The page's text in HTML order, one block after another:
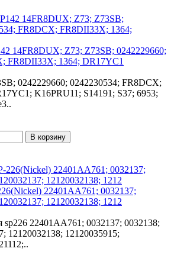
14FR8DUX; Z73; Z73SB; 0242229660;
FR8DII33X; 1364; DR17YC1
0242229660; 0242230534; FR8DCX;
K16PRU11; S14191; S37; 6953;
В корзину
22401AA761; 0032137;
12120032138; 1212
sp226 22401AA761; 0032137; 0032138;
12120032138; 12120035915;